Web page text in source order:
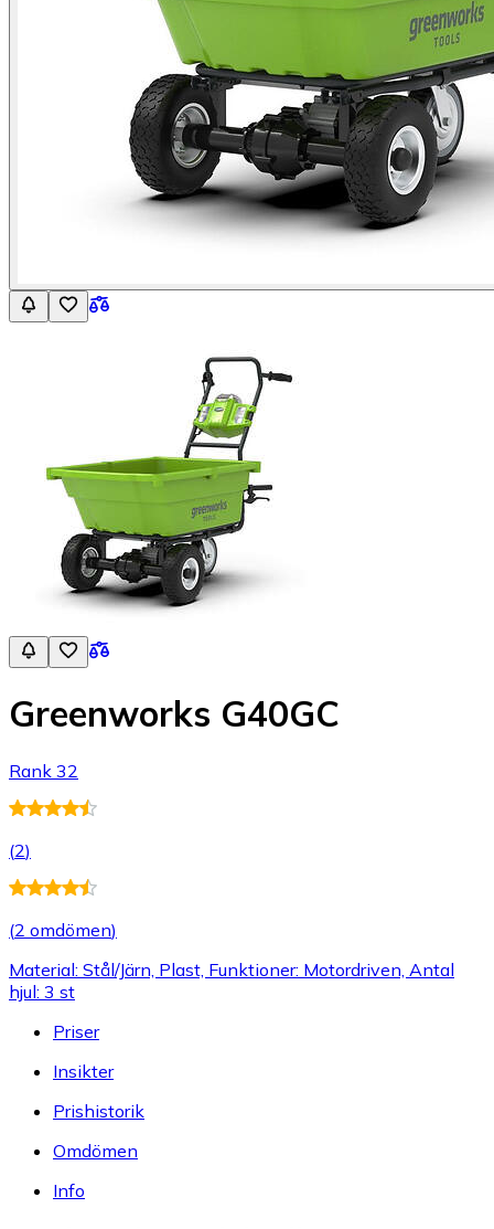
Greenworks G40GC
Rank 32
(2)
(2 omdömen)
Material: Stål/Järn, Plast, Funktioner: Motordriven, Antal
hjul: 3 st
Priser
Insikter
Prishistorik
Omdömen
Info